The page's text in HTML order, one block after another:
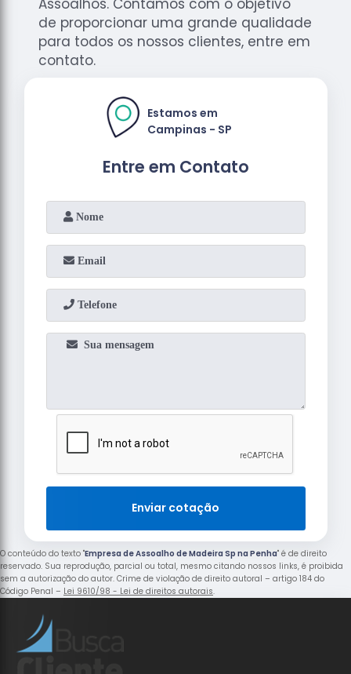
Assoalhos. Contamos com o objetivo
de proporcionar uma grande qualidade
para todos os nossos clientes, entre em
contato.
Entre em Contato
Estamos em
Campinas - SP
Enviar cotação
O conteúdo do texto "Empresa de Assoalho de Madeira Sp na Penha" é de direito
reservado. Sua reprodução, parcial ou total, mesmo citando nossos links, é proibida
sem a autorização do autor. Crime de violação de direito autoral – artigo 184 do
Código Penal – Lei 9610/98 - Lei de direitos autorais.